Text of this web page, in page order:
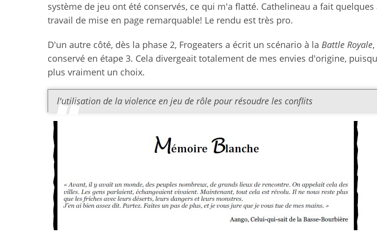
système de jeu ont été conservés, ce qui m'a flatté. Cathelineau a fait
travail de mise en page remarquable! Le rendu est très pro.
D'un autre côté, dès la phase 2, Frogeaters a écrit un scénario à la Battle Royale
conservé en étape 3. Cela divergeait totalement de mes envies d'origine,
plus vraiment un choix.
l'utilisation de la violence en jeu de rôle pour résoudre les conflits